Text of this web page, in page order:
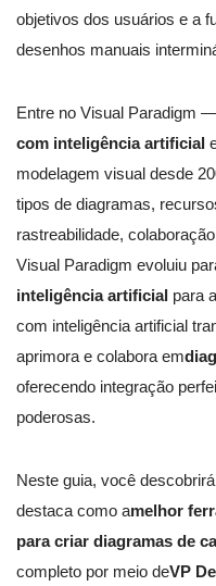
objetivos dos usuários e a
desenhos manuais
Entre no Visual Paradigm
com inteligência artificial
modelagem visual desde
tipos de diagramas,
rastreabilidade,
Visual Paradigm evoluiu
inteligência artificial para
com inteligência artificial
aprimora e colabora em
oferecendo integração
poderosas.
Neste guia, você
destaca como amelhor
para criar diagramas de
completo por meio deVP